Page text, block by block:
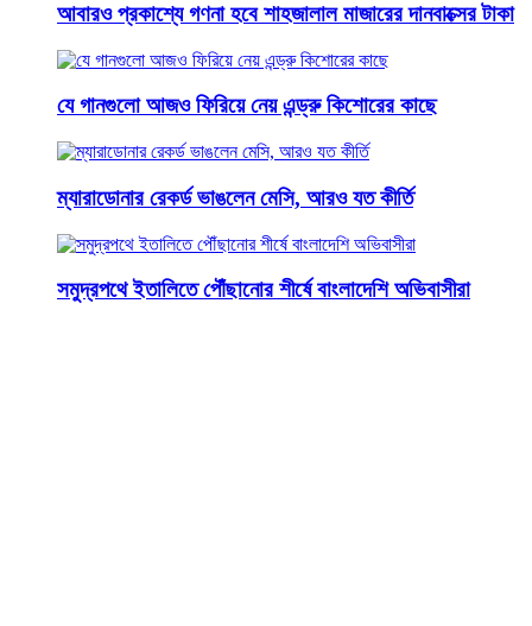
আবারও প্রকাশ্যে গণনা হবে শাহজালাল মাজারের দানবাক্সের টাকা
যে গানগুলো আজও ফিরিয়ে নেয় এন্ড্রু কিশোরের কাছে
ম্যারাডোনার রেকর্ড ভাঙলেন মেসি, আরও যত কীর্তি
সমুদ্রপথে ইতালিতে পৌঁছানোর শীর্ষে বাংলাদেশি অভিবাসীরা